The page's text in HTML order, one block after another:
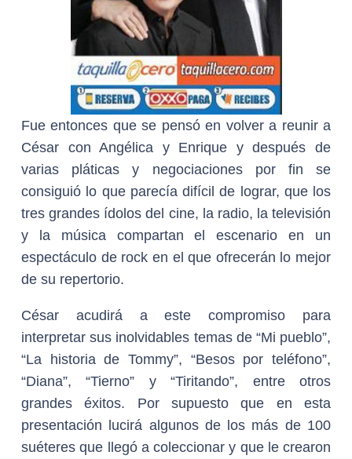
Fue entonces que se pensó en volver a reunir a
César con Angélica y Enrique y después de
varias pláticas y negociaciones por fin se
consiguió lo que parecía difícil de lograr, que los
tres grandes ídolos del cine, la radio, la televisión
y la música compartan el escenario en un
espectáculo de rock en el que ofrecerán lo mejor
de su repertorio.
César acudirá a este compromiso para
interpretar sus inolvidables temas de “Mi pueblo”,
“La historia de Tommy”, “Besos por teléfono”,
“Diana”, “Tierno” y “Tiritando”, entre otros
grandes éxitos. Por supuesto que en esta
presentación lucirá algunos de los más de 100
suéteres que llegó a coleccionar y que le crearon